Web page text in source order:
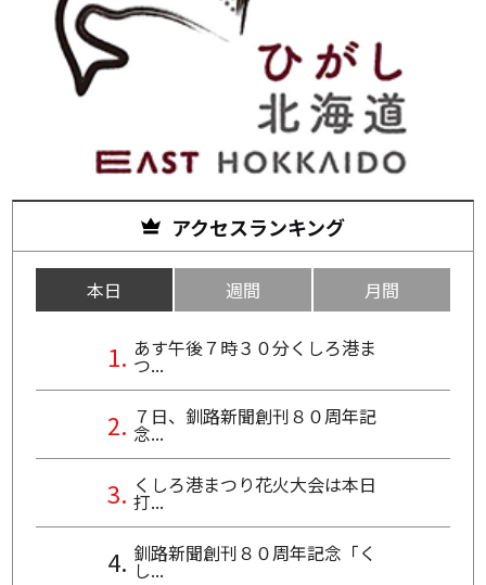
アクセスランキング
本日 週間 月間
あす午後７時３０分くしろ港ま
つ...
７日、釧路新聞創刊８０周年記
念...
くしろ港まつり花火大会は本日
打...
釧路新聞創刊８０周年記念「く
し...